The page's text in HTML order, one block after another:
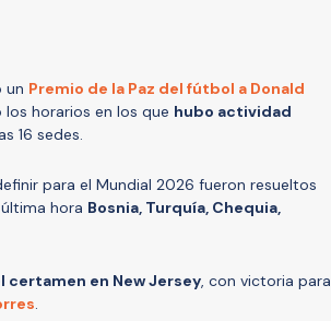
un Premio de la Paz del fútbol a Donald
horarios en los que hubo actividad
16 sedes.
para el Mundial 2026 fueron resueltos
hora Bosnia, Turquía, Chequia,
certamen en New Jersey, con victoria para
.